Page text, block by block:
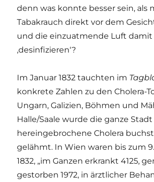
denn was konnte besser sein, als
Tabakrauch direkt vor dem
und die einzuatmende Luft damit
‚desinfizieren‘?
Im Januar 1832 tauchten im
konkrete Zahlen zu den Cholera-
Ungarn, Galizien, Böhmen und
Halle/Saale wurde die ganze
hereingebrochene Cholera
gelähmt. In Wien waren bis zum
1832, „im Ganzen erkrankt 4125,
gestorben 1972, in ärztlicher